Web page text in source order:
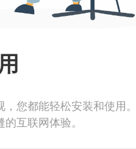
您都能轻松安装和使用。
互联网体验。